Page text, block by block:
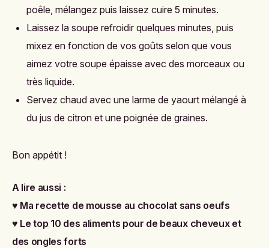
poêle, mélangez puis laissez cuire 5 minutes.
Laissez la soupe refroidir quelques minutes, puis
mixez en fonction de vos goûts selon que vous
aimez votre soupe épaisse avec des morceaux ou
très liquide.
Servez chaud avec une larme de yaourt mélangé à
du jus de citron et une poignée de graines.
Bon appétit !
A lire aussi :
♥ Ma recette de mousse au chocolat sans oeufs
♥ Le top 10 des aliments pour de beaux cheveux et
des ongles forts